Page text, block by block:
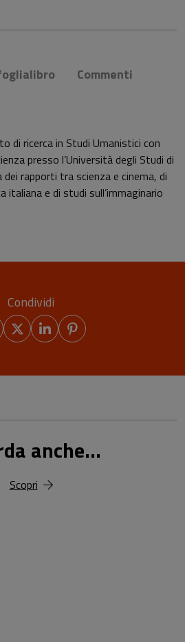
Commenti
di ricerca in Studi Umanistici con
presso l’Università degli Studi di
dei rapporti tra scienza e cinema, di
e di studi sull’immaginario
Condividi
anche...
Scopri